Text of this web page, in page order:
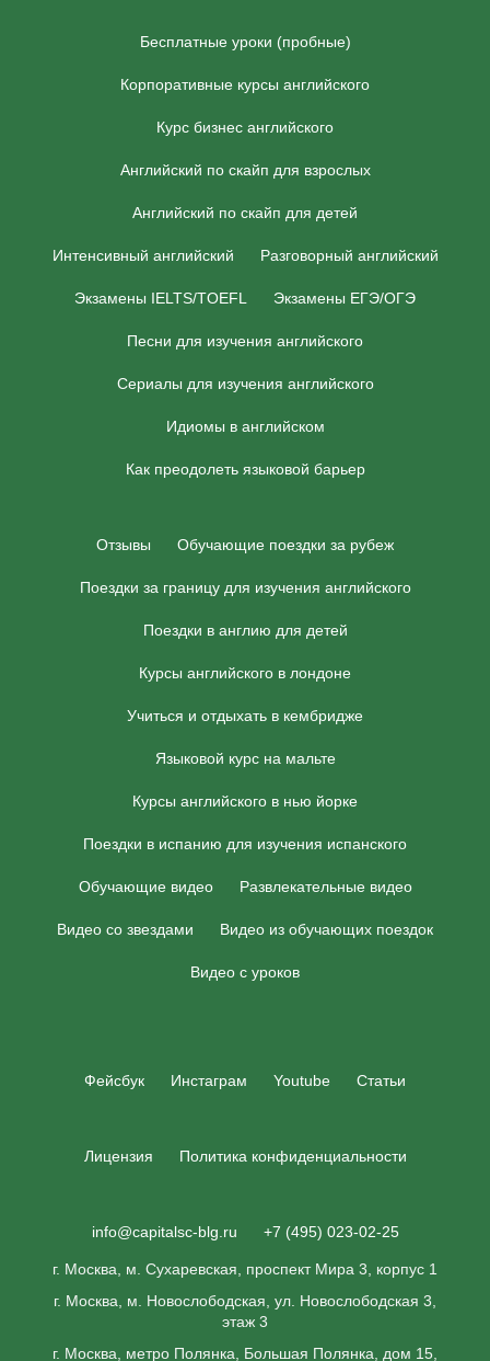
Бесплатные уроки (пробные)
Корпоративные курсы английского
Курс бизнес английского
Английский по скайп для взрослых
Английский по скайп для детей
Интенсивный английский Разговорный английский
Экзамены IELTS/TOEFL Экзамены ЕГЭ/ОГЭ
Песни для изучения английского
Сериалы для изучения английского
Идиомы в английском
Как преодолеть языковой барьер
Отзывы Обучающие поездки за рубеж
Поездки за границу для изучения английского
Поездки в англию для детей
Курсы английского в лондоне
Учиться и отдыхать в кембридже
Языковой курс на мальте
Курсы английского в нью йорке
Поездки в испанию для изучения испанского
Обучающие видео Развлекательные видео
Видео со звездами Видео из обучающих поездок
Видео с уроков
Фейсбук Инстаграм Youtube Статьи
Лицензия Политика конфиденциальности
info@capitalsc-blg.ru +7 (495) 023-02-25
г. Москва, м. Сухаревская, проспект Мира 3, корпус 1
г. Москва, м. Новослободская, ул. Новослободская 3,
этаж 3
г. Москва, метро Полянка, Большая Полянка, дом 15,